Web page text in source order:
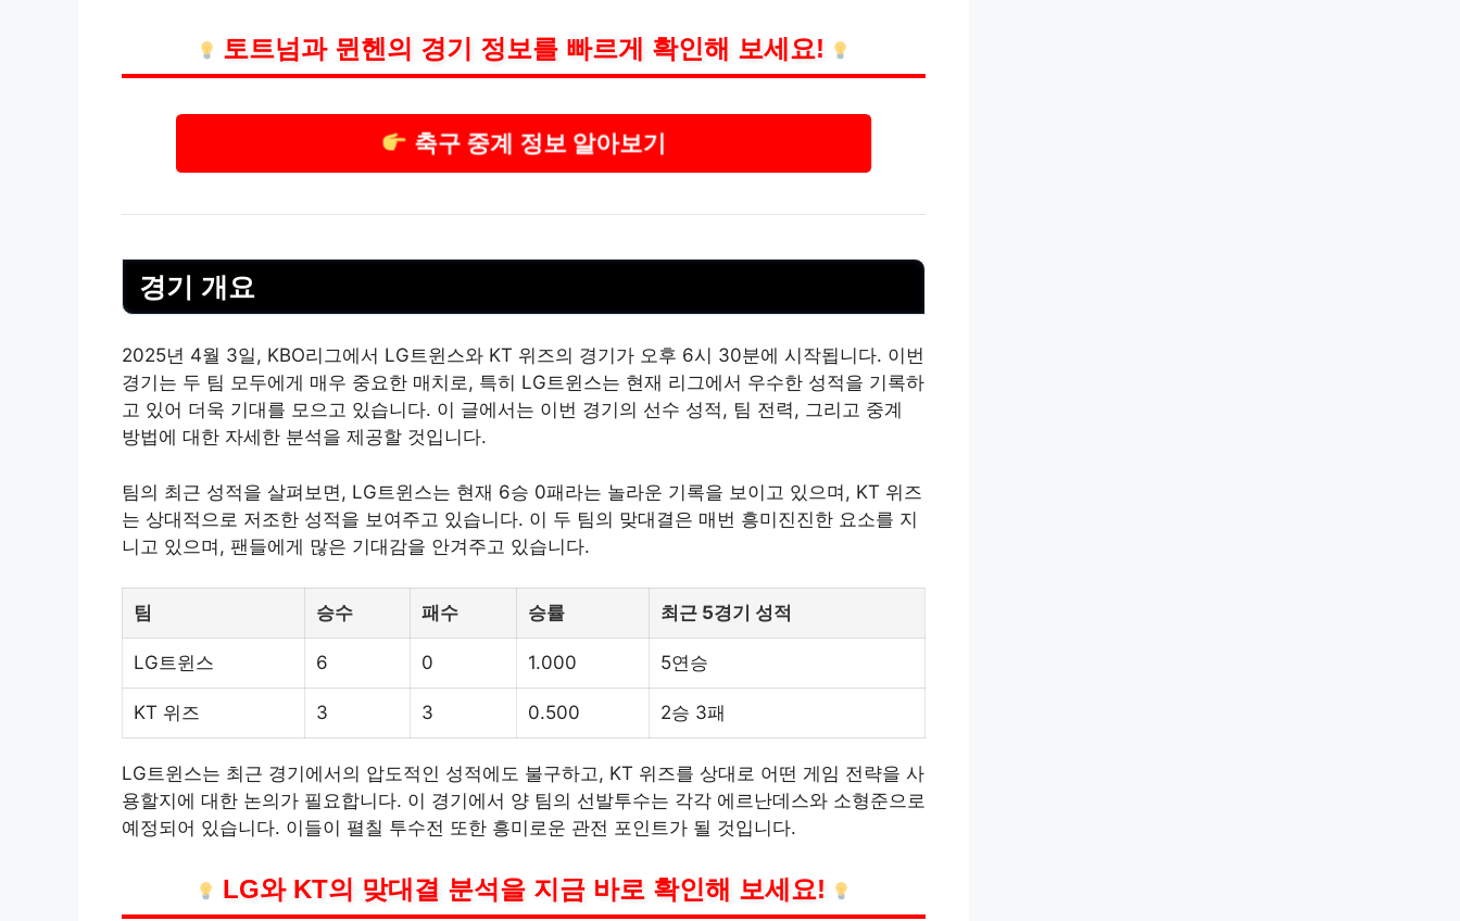
토트넘과 뮌헨의 경기 정보를 빠르게 확인해 보세요!
축구 중계 정보 알아보기
경기 개요
2025년 4월 3일, KBO리그에서 LG트윈스와 KT 위즈의 경기가 오후 6시 30분에 시작됩니다. 이번
경기는 두 팀 모두에게 매우 중요한 매치로, 특히 LG트윈스는 현재 리그에서 우수한 성적을 기록하
고 있어 더욱 기대를 모으고 있습니다. 이 글에서는 이번 경기의 선수 성적, 팀 전력, 그리고 중계
방법에 대한 자세한 분석을 제공할 것입니다.
팀의 최근 성적을 살펴보면, LG트윈스는 현재 6승 0패라는 놀라운 기록을 보이고 있으며, KT 위즈
는 상대적으로 저조한 성적을 보여주고 있습니다. 이 두 팀의 맞대결은 매번 흥미진진한 요소를 지
니고 있으며, 팬들에게 많은 기대감을 안겨주고 있습니다.
팀 승수 패수 승률 최근 5경기 성적
LG트윈스 6 0 1.000 5연승
KT 위즈 3 3 0.500 2승 3패
LG트윈스는 최근 경기에서의 압도적인 성적에도 불구하고, KT 위즈를 상대로 어떤 게임 전략을 사
용할지에 대한 논의가 필요합니다. 이 경기에서 양 팀의 선발투수는 각각 에르난데스와 소형준으로
예정되어 있습니다. 이들이 펼칠 투수전 또한 흥미로운 관전 포인트가 될 것입니다.
LG와 KT의 맞대결 분석을 지금 바로 확인해 보세요!